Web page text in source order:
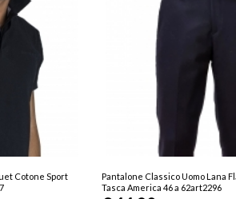
Cotone Sport
Pantalone Classico Uomo Lana
Tasca America 46 a 62art2296